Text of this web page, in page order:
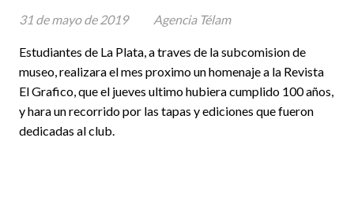
Estudiantes de La Plata, a traves de la subcomision de
museo, realizara el mes proximo un homenaje a la Revista
El Grafico, que el jueves ultimo hubiera cumplido 100 años,
y hara un recorrido por las tapas y ediciones que fueron
dedicadas al club.
31 de mayo de 2019 Agencia Télam